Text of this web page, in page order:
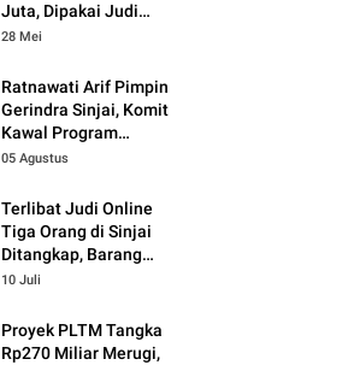
Juta, Dipakai Judi
Online
28 Mei
Ratnawati Arif Pimpin
Gerindra Sinjai, Komit
Kawal Program
Prabowo
05 Agustus
Terlibat Judi Online
Tiga Orang di Sinjai
Ditangkap, Barang
Bukti Kupon Putih
10 Juli
Proyek PLTM Tangka
Rp270 Miliar Merugi,